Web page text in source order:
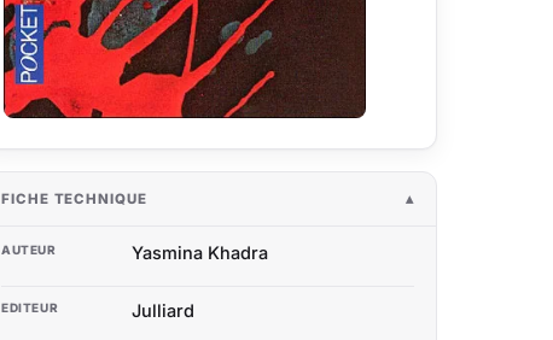
FICHE TECHNIQUE
AUTEUR Yasmina Khadra
EDITEUR Julliard